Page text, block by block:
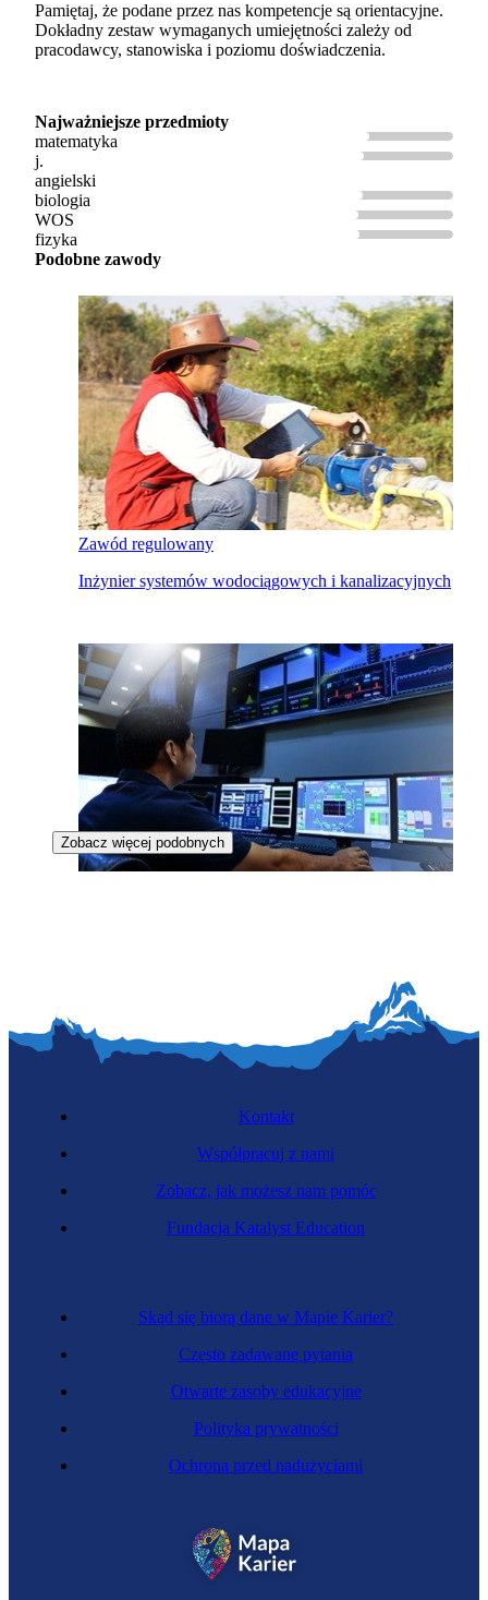
Pamiętaj, że podane przez nas kompetencje są orientacyjne.
Dokładny zestaw wymaganych umiejętności zależy od
pracodawcy, stanowiska i poziomu doświadczenia.
Najważniejsze przedmioty
matematyka
j.
angielski
biologia
WOS
fizyka
Podobne zawody
Zawód regulowany
Inżynier systemów wodociągowych i kanalizacyjnych
Specjalista kontroli jakości
Zawód regulowany
Zobacz więcej podobnych
Skąd się biorą dane w Mapie Karier?
Często zadawane pytania
Otwarte zasoby edukacyjne
Polityka prywatności
Ochrona przed nadużyciami
Kontakt
Współpracuj z nami
Zobacz, jak możesz nam pomóc
Fundacja Katalyst Education